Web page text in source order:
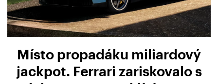
Místo propadáku miliardový
jackpot. Ferrari zariskovalo s